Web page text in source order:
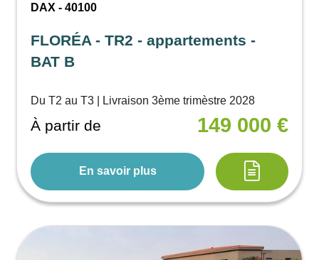
DAX - 40100
FLORÉA - TR2 - appartements -
BAT B
Du T2 au T3 | Livraison 3ème trimèstre 2028
À partir de 149 000 €
En savoir plus